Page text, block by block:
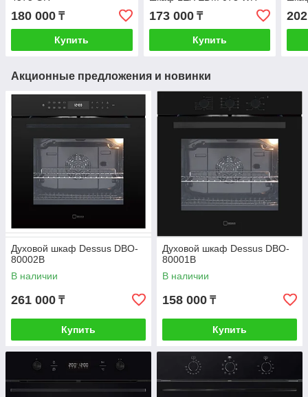
180 000 ₸
Купить
173 000₸
Купить
Акционные предложения и новинки
Духовой шкаф Dessus DBO-
80002B
В наличии
261 000 ₸
Купить
Духовой шкаф Dessus DBO-
80001B
В наличии
158 000 ₸
Купить